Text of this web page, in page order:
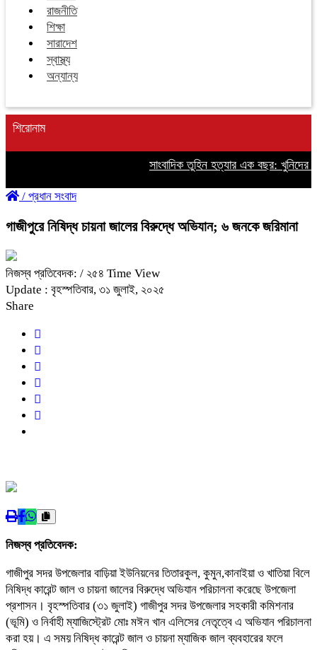
রাজনীতি
শিক্ষা
সারাদেশ
স্বাস্থ্য
অন্যান্য
শিরোনাম
সাংবাদিক তুহিন হত্যার এক বছর: খুনিদের
/ প্রধান সংবাদ
গাজীপুরে নিষিদ্ধ চায়না জালের বিরুদ্ধে অভিযান; ৬ জনকে জরিমানা
নিজস্ব প্রতিবেদক: / ২৫৪ Time View
Update : বৃহস্পতিবার, ৩১ জুলাই, ২০২৫
Share
নিজস্ব প্রতিবেদক:
গাজীপুর সদর উপজেলার বাড়িয়া ইউনিয়নের তিতারকুল, কুমুন,কানাইয়া ও খাতিয়া বিলে
নিষিদ্ধ কারেন্ট জাল ও চায়না জালের বিরুদ্ধে অভিযান পরিচালনা করেছে উপজেলা
প্রশাসন। বৃহস্পতিবার (৩১ জুলাই) গাজীপুর সদর উপজেলার সহকারী কমিশনার
(ভূমি) ও নির্বাহী ম্যাজিস্ট্রেট মোঃ মঈন খান এলিসের নেতৃত্বে এ অভিযান পরিচালনা
করা হয়। এ সময় নিষিদ্ধ কারেন্ট জাল ও চায়না ম্যাজিক জাল ব্যবহারের ফলে